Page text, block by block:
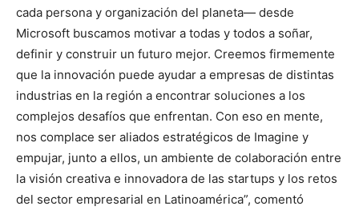
cada persona y organización del planeta— desde
Microsoft buscamos motivar a todas y todos a soñar,
definir y construir un futuro mejor. Creemos firmemente
que la innovación puede ayudar a empresas de distintas
industrias en la región a encontrar soluciones a los
complejos desafíos que enfrentan. Con eso en mente,
nos complace ser aliados estratégicos de Imagine y
empujar, junto a ellos, un ambiente de colaboración entre
la visión creativa e innovadora de las startups y los retos
del sector empresarial en Latinoamérica”, comentó